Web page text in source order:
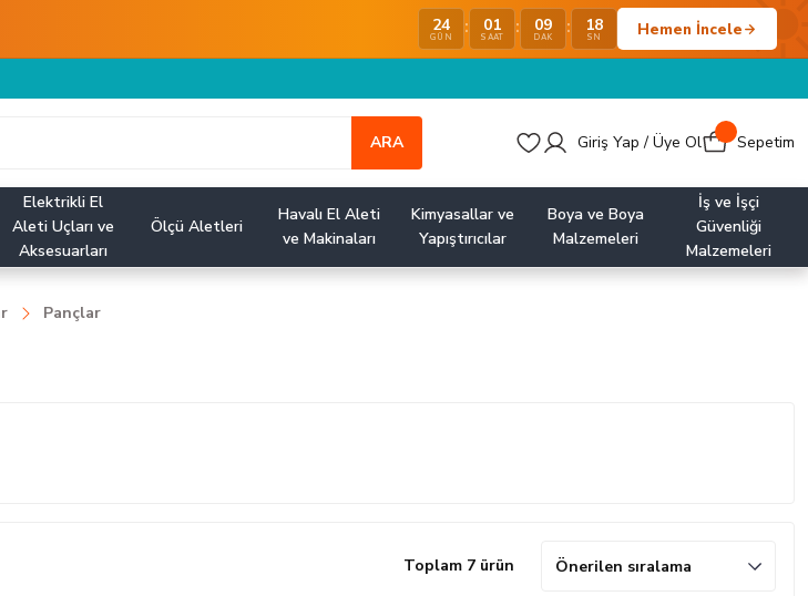
24
GÜN : 01
SAAT : 09
DAK : 17
SN Hemen İncele
ARA Giriş Yap / Üye Ol Sepetim
Elektrikli El
Aleti Uçları ve
Aksesuarları
Ölçü Aletleri
Havalı El Aleti
ve Makinaları
Kimyasallar ve
Yapıştırıcılar
Boya ve Boya
Malzemeleri
İş ve İşçi
Güvenliği
Malzemeleri
Pançlar
Toplam 7 ürün